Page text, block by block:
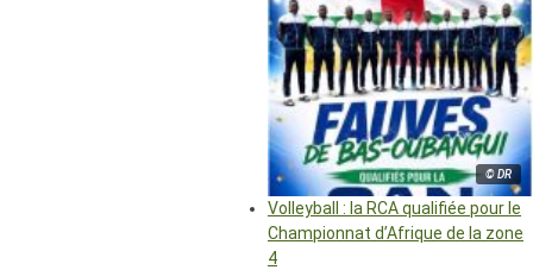
© DR
Volleyball : la RCA qualifiée pour le
Championnat d’Afrique de la zone
4